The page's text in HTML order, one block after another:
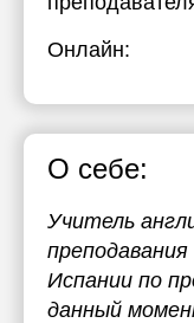
Онлайн:
О себе:
Учитель
Испании по
данный